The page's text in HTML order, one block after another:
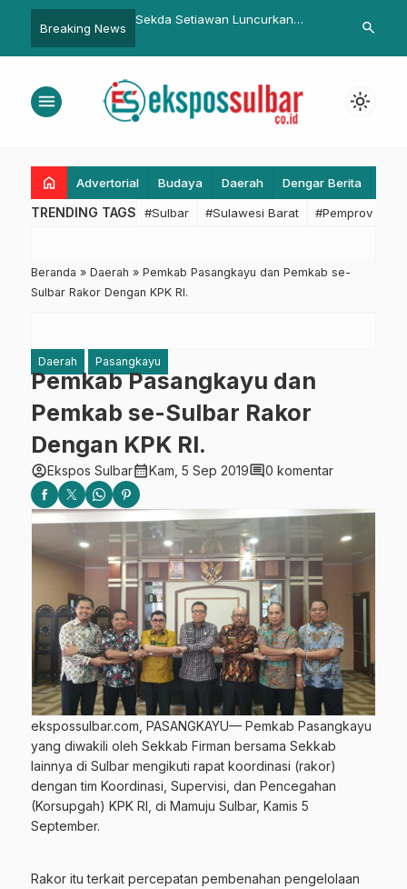
Breaking News
Heroes Nutrihunt
PKK Sulbar Dorong Toga dan
Ekonomi Keluarga
Wagub
search
menu light_mode
home Advertorial Budaya Daerah Dengar Berita
TRENDING TAGS #Sulbar #Sulawesi Barat #Pemprov
Beranda » Daerah » Pemkab Pasangkayu dan Pemkab se-
Sulbar Rakor Dengan KPK RI.
Daerah Pasangkayu
Pemkab Pasangkayu dan
Pemkab se-Sulbar Rakor
Dengan KPK RI.
account_circleEkspos Sulbarcalendar_monthKam, 5 Sep 2019comment0 komentar
ekspossulbar.com, PASANGKAYU— Pemkab Pasangkayu
yang diwakili oleh Sekkab Firman bersama Sekkab
lainnya di Sulbar mengikuti rapat koordinasi (rakor)
dengan tim Koordinasi, Supervisi, dan Pencegahan
(Korsupgah) KPK RI, di Mamuju Sulbar, Kamis 5
September.
Rakor itu terkait percepatan pembenahan pengelolaan